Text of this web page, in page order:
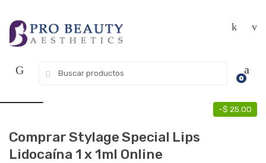
contenido
for:
0
-$ 25.00
Comprar Stylage Special Lips
Lidocaína 1 x 1ml Online
Coupon Code "WELCOME10"
Got it!
USD $